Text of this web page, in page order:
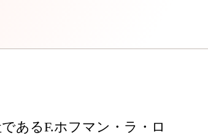
あるF.ホフマン・ラ・ロ